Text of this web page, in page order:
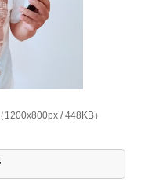
（1200x800px / 448KB）